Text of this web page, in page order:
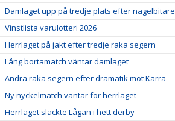
Damlaget upp på tredje plats efter nagelbitare
Vinstlista varulotteri 2026
Herrlaget på jakt efter tredje raka segern
Lång bortamatch väntar damlaget
Andra raka segern efter dramatik mot Kärra
Ny nyckelmatch väntar för herrlaget
Herrlaget släckte Lågan i hett derby